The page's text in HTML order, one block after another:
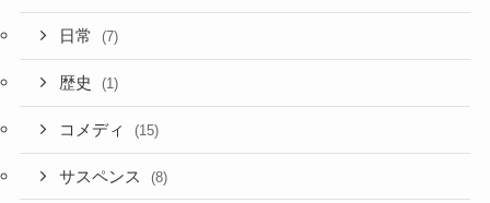
日常 (7)
歴史 (1)
コメディ (15)
サスペンス (8)